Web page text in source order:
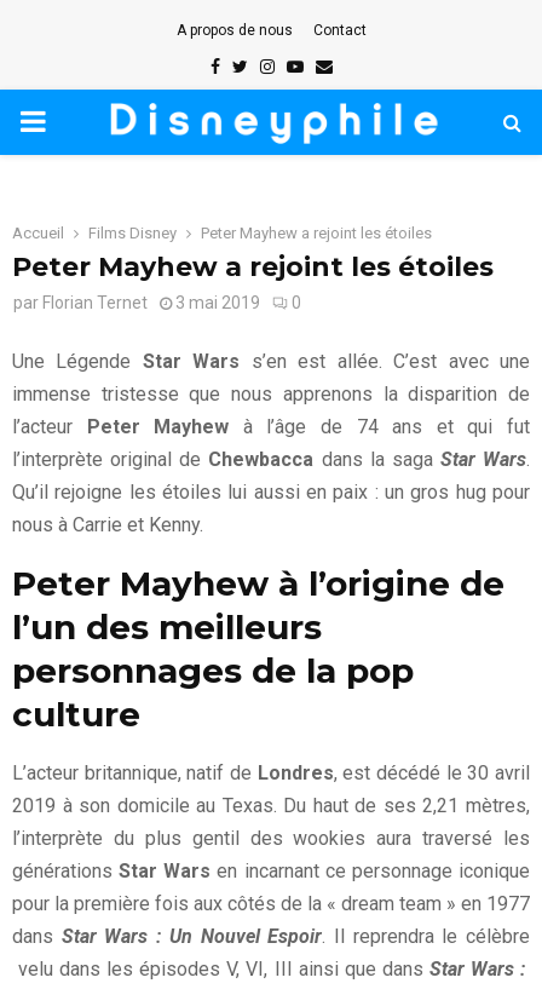
A propos de nous Contact
Facebook
TwitterInstagram
Youtube
Email
PRIMARY
Accueil Films Disney Peter Mayhew a rejoint les étoiles
Peter Mayhew a rejoint les étoiles
par Florian Ternet 3 mai 2019 0
Une Légende Star Wars s’en est allée. C’est avec une
immense tristesse que nous apprenons la disparition de
l’acteur Peter Mayhew à l’âge de 74 ans et qui fut
l’interprète original de Chewbacca dans la saga Star Wars.
Qu’il rejoigne les étoiles lui aussi en paix : un gros hug pour
nous à Carrie et Kenny.
Peter Mayhew à l’origine de
l’un des meilleurs
personnages de la pop
culture
L’acteur britannique, natif de Londres, est décédé le 30 avril
2019 à son domicile au Texas. Du haut de ses 2,21 mètres,
l’interprète du plus gentil des wookies aura traversé les
générationsStar Wars en incarnant ce personnage iconique
pour la première fois aux côtés de la « dream team » en 1977
dans Star Wars : Un Nouvel Espoir. Il reprendra le célèbre
velu dans les épisodes V, VI, III ainsi que dans Star Wars :